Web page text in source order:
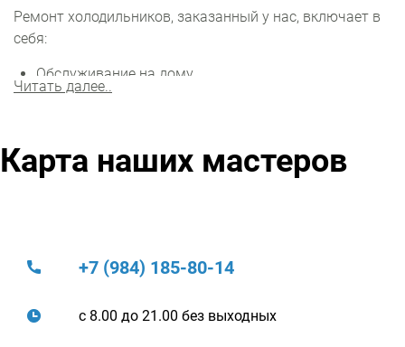
Ремонт холодильников, заказанный у нас, включает в
себя:
Обслуживание на дому.
Устранение поломки в течение дня.
Заводские детали по себестоимости.
Год гарантии на работу и новые детали.
воспользуйтесь услугой обратной связи, оставив свои
контакты.
Как проходит ремонт холодильника
Читать далее..
Карта наших мастеров
+7 (984) 185-80-14
с 8.00 до 21.00 без выходных